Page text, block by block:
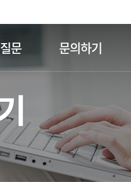
문 문의하기